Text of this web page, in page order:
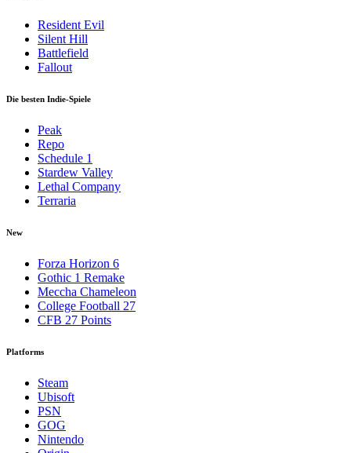
Resident Evil
Silent Hill
Battlefield
Fallout
Die besten Indie-Spiele
Peak
Repo
Schedule 1
Stardew Valley
Lethal Company
Terraria
New
Forza Horizon 6
Gothic 1 Remake
Meccha Chameleon
College Football 27
CFB 27 Points
Platforms
Steam
Ubisoft
PSN
GOG
Nintendo